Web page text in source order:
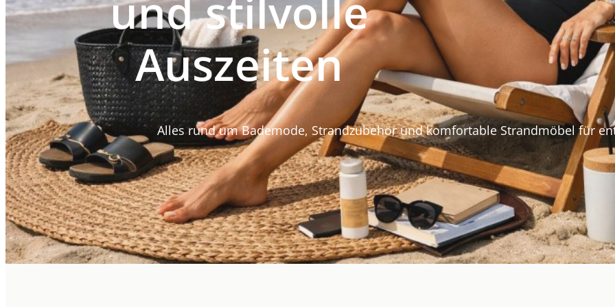
und stilvolle
Auszeiten
Alles rund um Bademode, Strandzubehör und komfortable Strandmöbel für